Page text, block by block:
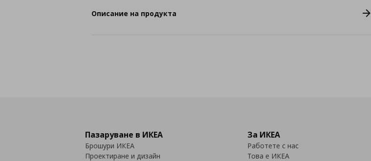
Описание на продукта
Пазаруване в ИКЕА
Брошури ИКЕА
Проектиране и дизайн
За ИКЕА
Работете с нас
Това е ИКЕА